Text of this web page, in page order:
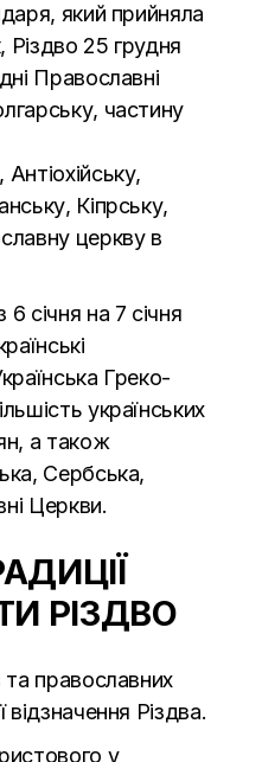
який прийняла
Різдво 25 грудня
Православні
частину
Кіпрську,
церкву в
січня на 7 січня
Греко-
українських
а також
Сербська,
Церкви.
РІЗДВО
та православних
відзначення Різдва.
у